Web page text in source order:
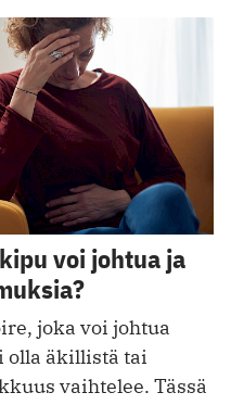
voi johtua ja
joka voi johtua
olla äkillistä tai
vaihtelee. Tässä